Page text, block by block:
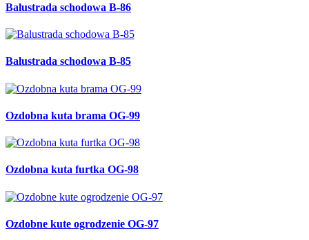
Balustrada schodowa B-86
Balustrada schodowa B-85
Ozdobna kuta brama OG-99
Ozdobna kuta furtka OG-98
Ozdobne kute ogrodzenie OG-97